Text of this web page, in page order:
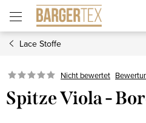
Inhalt
springen
Lace Stoffe
Nicht bewertet
Spitze Viola -